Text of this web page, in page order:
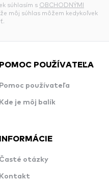
súhlasím s OBCHODNÝMI
môj súhlas môžem kedykoľvek
POMOC POUŽÍVATEĽA
Pomoc používateľa
Kde je môj balík
INFORMÁCIE
Časté otázky
Kontakt